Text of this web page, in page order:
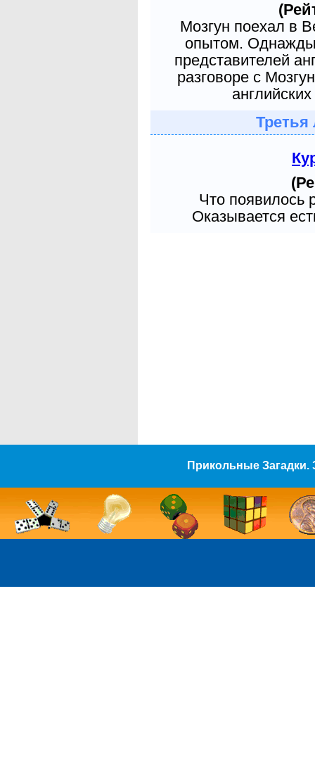
Мозгун поехал в
опытом. Однажды
представителей
разговоре с
Третья
Что появилось
Оказывается
Прикольные Загадки.